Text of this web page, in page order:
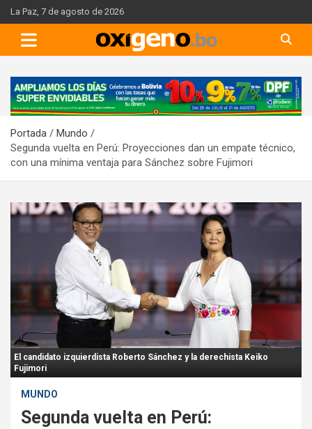
Skip
to
content
La Paz, 7 de agosto de 2026
A
d
e
r
t
s
e
n
t
:
Portada
Mundo
Segunda vuelta en Perú: Proyecciones dan un empate técnico,
con una mínima ventaja para Sánchez sobre Fujimori
El candidato izquierdista Roberto Sánchez y la derechista Keiko
Fujimori
MUNDO
Segunda vuelta en Perú: